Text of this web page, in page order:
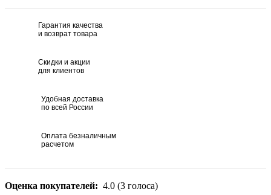
Гарантия качества
и возврат товара
Скидки и акции
для клиентов
Удобная доставка
по всей России
Оплата безналичным
расчетом
Оценка покупателей: 4.0 (3 голоса)